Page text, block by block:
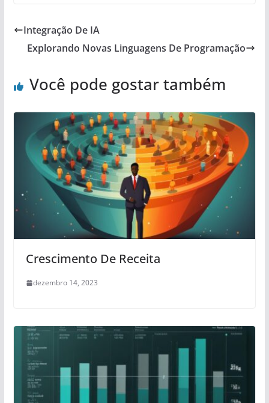
Integração De IA
Explorando Novas Linguagens De Programação
Você pode gostar também
Crescimento De Receita
dezembro 14, 2023